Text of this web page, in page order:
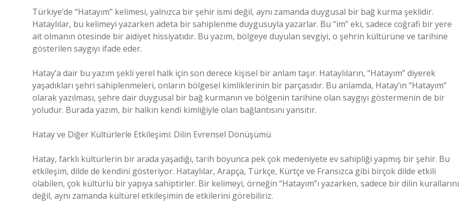
Türkiye’de “Hatayım” kelimesi, yalnızca bir şehir ismi değil, aynı zamanda duygusal bir bağ kurma şeklidir.
Hataylılar, bu kelimeyi yazarken adeta bir sahiplenme duygusuyla yazarlar. Bu “im” eki, sadece coğrafi bir yere
ait olmanın ötesinde bir aidiyet hissiyatıdır. Bu yazım, bölgeye duyulan sevgiyi, o şehrin kültürüne ve tarihine
gösterilen saygıyı ifade eder.
Hatay’a dair bu yazım şekli yerel halk için son derece kişisel bir anlam taşır. Hataylıların, “Hatayım” diyerek
yaşadıkları şehri sahiplenmeleri, onların bölgesel kimliklerinin bir parçasıdır. Bu anlamda, Hatay’ın “Hatayım”
olarak yazılması, şehre dair duygusal bir bağ kurmanın ve bölgenin tarihine olan saygıyı göstermenin de bir
yoludur. Burada yazım, bir halkın kendi kimliğiyle olan bağlantısını yansıtır.
Hatay ve Diğer Kültürlerle Etkileşimi: Dilin Evrensel Dönüşümü
Hatay, farklı kültürlerin bir arada yaşadığı, tarih boyunca pek çok medeniyete ev sahipliği yapmış bir şehir. Bu
etkileşim, dilde de kendini gösteriyor. Hataylılar, Arapça, Türkçe, Kürtçe ve Fransızca gibi birçok dilde etkili
olabilen, çok kültürlü bir yapıya sahiptirler. Bir kelimeyi, örneğin “Hatayım”ı yazarken, sadece bir dilin kurallarını
değil, aynı zamanda kültürel etkileşimin de etkilerini görebiliriz.